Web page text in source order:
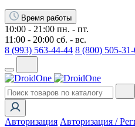
Время работы
10:00 - 21:00 пн. - пт.
11:00 - 20:00 сб. - вс.
8 (993) 563-44-44 8 (800) 505-
Авторизация Авторизация /